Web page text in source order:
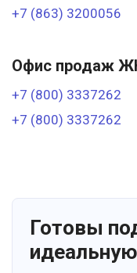
+7 (863) 3200056
Офис продаж
+7 (800) 3337262
+7 (800) 3337262
Готовы